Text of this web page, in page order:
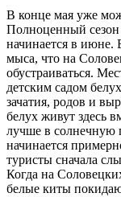
В конце мая уже
Полноценный
начинается в июне.
мыса, что на
обустраиваться.
детским садом
зачатия, родов и
белух живут здесь
лучше в солнечную
начинается
туристы сначала
Когда на
белые киты